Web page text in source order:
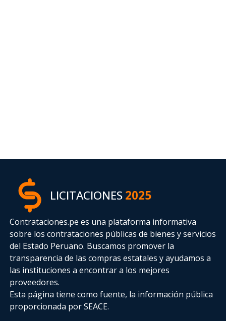
LICITACIONES2025
Contrataciones.pe es una plataforma informativa
sobre los contrataciones públicas de bienes y servicios
del Estado Peruano. Buscamos promover la
transparencia de las compras estatalesy ayudamos a
las instituciones a encontrar a los mejores
proveedores.
Esta página tiene como fuente, la información pública
proporcionada por SEACE.